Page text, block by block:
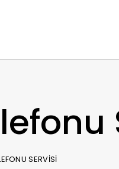
SERVISI